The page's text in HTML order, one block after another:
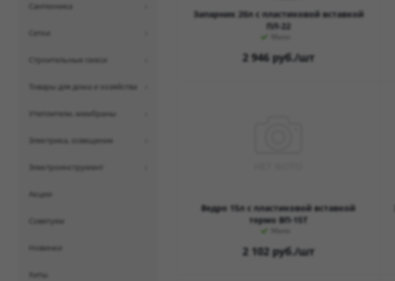
Запарник 20л с пластиковой вставкой
ПЛ-22
2 946руб./шт
Ведро 15л с пластиковой вставкой
термо ВП-15Т
2 102руб./шт
сантехника
сетки
строительные смеси
товары для дома и хозяйства
утеплители, мембраны
электрика, освещение
электроинструмент
акции
советуем
новинки
хиты